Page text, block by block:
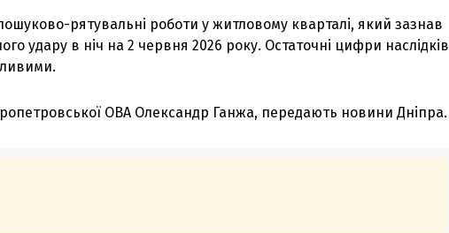
рятувальні роботи у житловому кварталі, який зазнав
удару в ніч на 2 червня 2026 року. Остаточні цифри наслідків
ОВА Олександр Ганжа, передають новини Дніпра.